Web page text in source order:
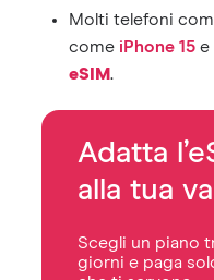
Molti telefoni
come iPhone 15 e
eSIM.
Adatta
alla tua
Scegli un piano
giorni e paga